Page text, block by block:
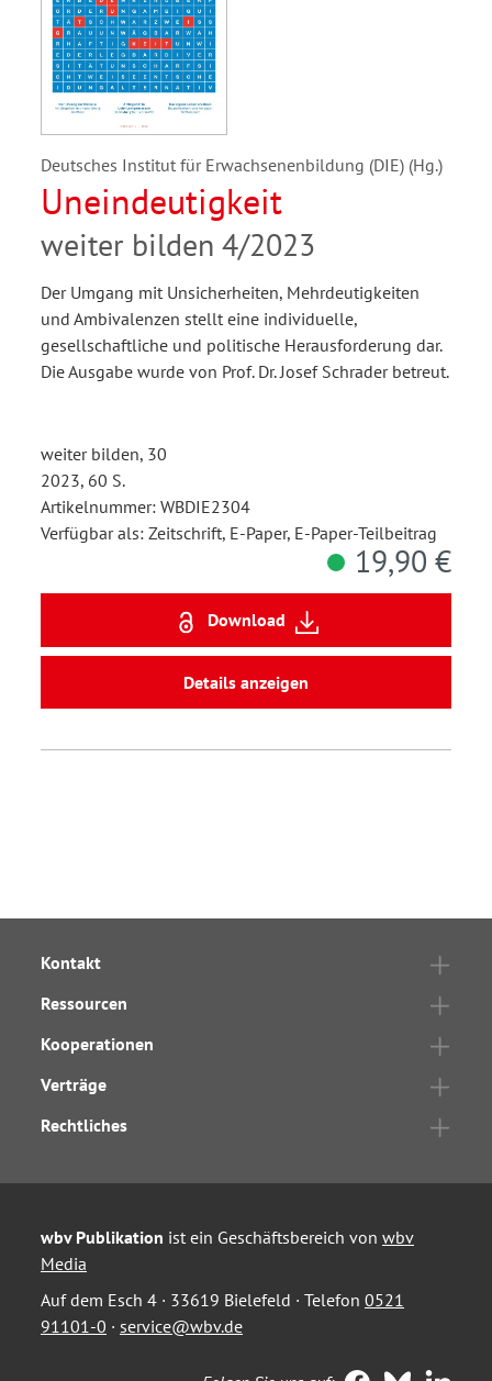
Deutsches Institut für Erwachsenenbildung (DIE) (Hg.)
Uneindeutigkeit
weiter bilden 4/2023
Der Umgang mit Unsicherheiten, Mehrdeutigkeiten
und Ambivalenzen stellt eine individuelle,
gesellschaftliche und politische Herausforderung dar.
Die Ausgabe wurde von Prof. Dr. Josef Schrader betreut.
weiter bilden, 30
2023, 60 S.
Artikelnummer: WBDIE2304
Verfügbar als: Zeitschrift, E-Paper, E-Paper-Teilbeitrag
19,90 €
Download
Details anzeigen
Kontakt
Ressourcen
Kooperationen
Verträge
Rechtliches
wbv Publikation ist ein Geschäftsbereich von wbv
Media
Auf dem Esch 4 · 33619 Bielefeld · Telefon 0521
91101-0 · service@wbv.de